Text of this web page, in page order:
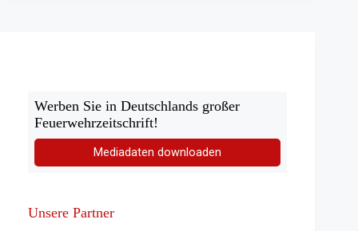
Werben Sie in Deutschlands großer
Feuerwehrzeitschrift!
Mediadaten downloaden
Unsere Partner